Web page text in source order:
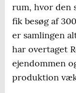
rum, hvor den
fik besøg af
er samlingen
har overtaget
ejendommen
produktion